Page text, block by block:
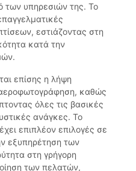
των υπηρεσιών της. Το
εστιάζοντας στη
κατά την
επίσης η λήψη
καθώς
όλες τις βασικές
ανάγκες. Το
επιπλέον επιλογές σε
εξυπηρέτηση των
στη γρήγορη
των πελατών,